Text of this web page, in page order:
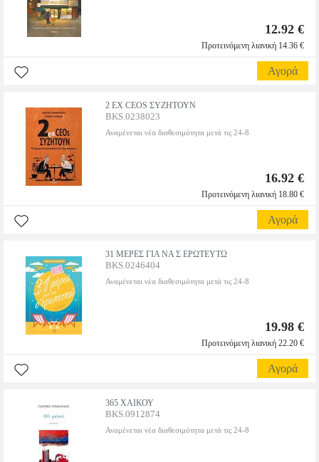
12.92 €
Προτεινόμενη λιανική 14.36 €
Αγορά
2 EX CEOS ΣΥΖΗΤΟΥΝ
BKS.0238023
Αναμένεται νέα διαθεσιμότητα μετά τις 24-8
16.92 €
Προτεινόμενη λιανική 18.80 €
Αγορά
31 ΜΕΡΕΣ ΓΙΑ ΝΑ Σ ΕΡΩΤΕΥΤΩ
BKS.0246404
Αναμένεται νέα διαθεσιμότητα μετά τις 24-8
19.98 €
Προτεινόμενη λιανική 22.20 €
Αγορά
365 ΧΑΙΚΟΥ
BKS.0912874
Αναμένεται νέα διαθεσιμότητα μετά τις 24-8